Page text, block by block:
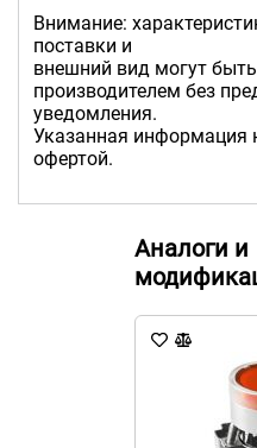
Внимание:
поставки и
внешний вид могут
производителем без
уведомления.
Указанная информация
офертой.
Аналоги и